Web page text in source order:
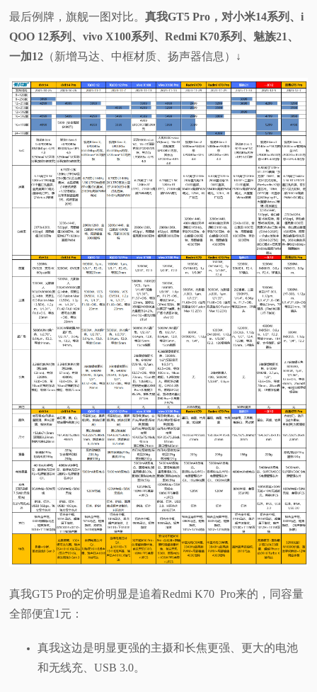
最后例牌，旗舰一图对比。真我GT5 Pro，对小米14系列、i
QOO 12系列、vivo X100系列、Redmi K70系列、魅族21、
一加12 （新增马达、中框材质、扬声器信息）↓
真我GT5 Pro的定价明显是追着Redmi K70 Pro来的，同容量
全部便宜1元：
真我这边是明显更强的主摄和长焦更强、更大的电池
和无线充、USB 3.0。